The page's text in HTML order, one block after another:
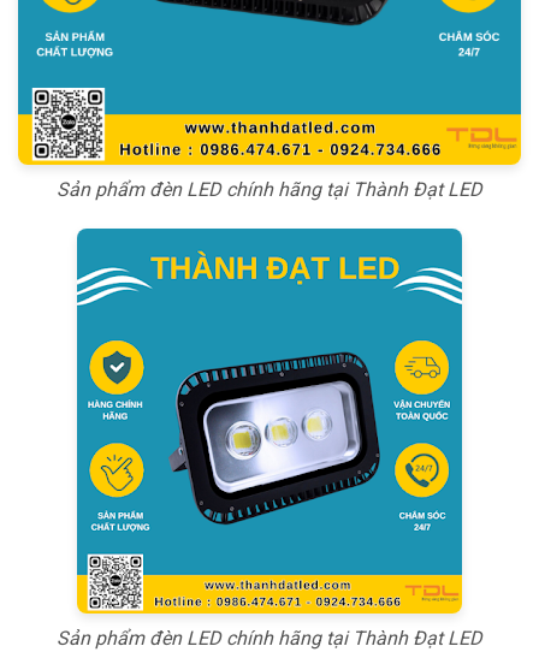
Sản phẩm đèn LED chính hãng tại Thành Đạt LED
Sản phẩm đèn LED chính hãng tại Thành Đạt LED